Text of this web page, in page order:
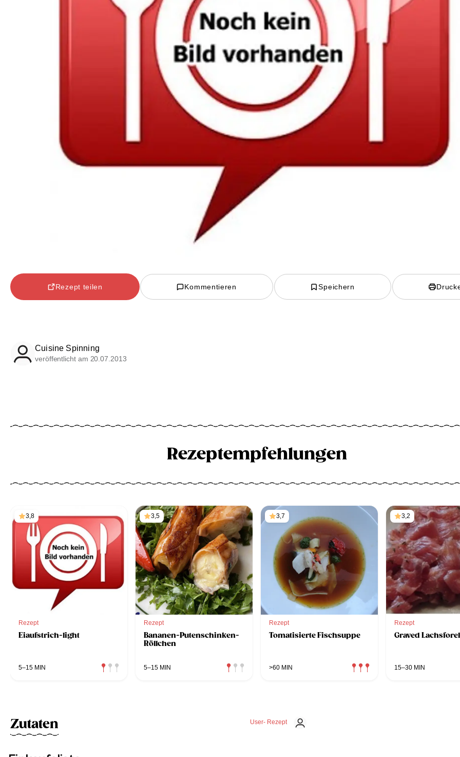
Rezept teilen Kommentieren Speichern
Cuisine Spinning
veröffentlicht am 20.07.2013
Rezeptempfehlungen
3,8
Rezept
Eiaufstrich-light
5–15 MIN
3,5
Rezept
Bananen-Putenschinken-
Röllchen
5–15 MIN
3,7
Rezept
Tomatisierte Fischsuppe
>60 MIN
3,2
Rezept
Graved
15–30 MIN
User- Rezept
Zutaten